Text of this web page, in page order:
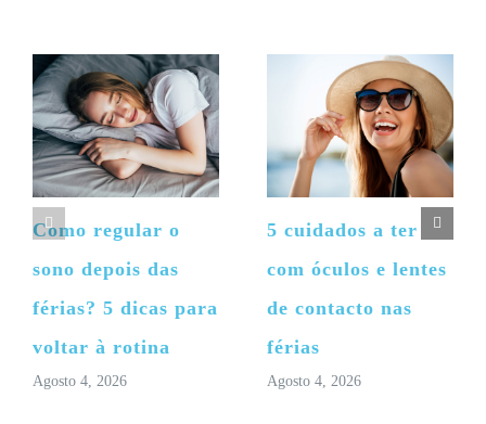
Como regular o
sono depois das
férias? 5 dicas para
voltar à rotina
Agosto 4, 2026
5 cuidados a ter
com óculos e lentes
de contacto nas
férias
Agosto 4, 2026